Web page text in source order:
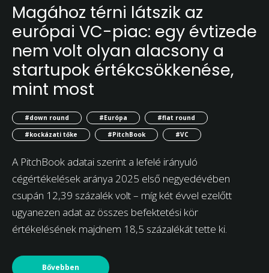
Magához térni látszik az
európai VC-piac: egy évtizede
nem volt olyan alacsony a
startupok értékcsökkenése,
mint most
#down round #Európa
#flat round
#kockázati tőke
#PitchBook #VC
A PitchBook adatai szerint a lefelé irányuló
cégértékelések aránya 2025 első negyedévében
csupán 12,39 százalék volt – míg két évvel ezelőtt
ugyanezen adat az összes befektetési kör
értékelésének majdnem 18,5 százalékát tette ki.
Bővebben